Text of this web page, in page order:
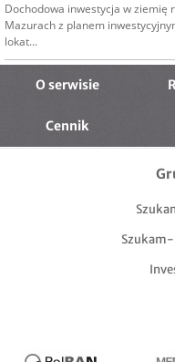
Dochodowa inwestycja w ziemię
Mazurach z planem
lokat...
O serwisie
Cennik